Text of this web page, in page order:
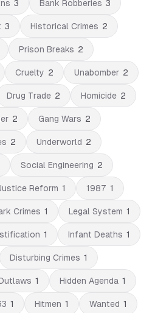
3 Bank Robberies 3
3 Historical Crimes 2
Prison Breaks 2
Cruelty 2 Unabomber 2
Drug Trade 2 Homicide 2
2 Gang Wars 2
2 Underworld 2
Social Engineering 2
Reform 1 1987 1
Crimes 1 Legal System 1
1 Infant Deaths 1
Disturbing Crimes 1
1 Hidden Agenda 1
1 Hitmen 1 Wanted 1